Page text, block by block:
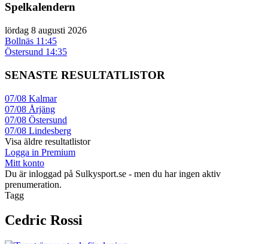
Spelkalendern
lördag 8 augusti 2026
Bollnäs 11:45
Östersund 14:35
SENASTE RESULTATLISTOR
07/08 Kalmar
07/08 Årjäng
07/08 Östersund
07/08 Lindesberg
Visa äldre resultatlistor
Logga in Premium
Mitt konto
Du är inloggad på Sulkysport.se - men du har ingen aktiv
prenumeration.
Tagg
Cedric Rossi